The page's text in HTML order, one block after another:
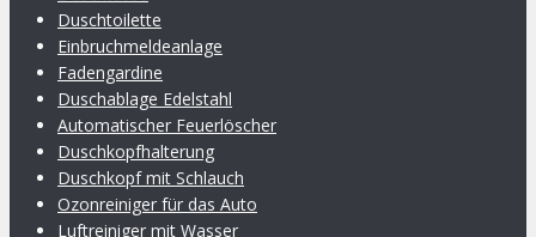
Duschtoilette
Einbruchmeldeanlage
Fadengardine
Duschablage Edelstahl
Automatischer Feuerlöscher
Duschkopfhalterung
Duschkopf mit Schlauch
Ozonreiniger für das Auto
Luftreiniger mit Wasser